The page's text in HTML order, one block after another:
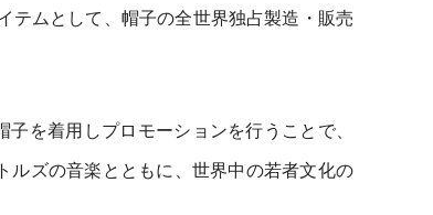
テムとして、帽子の全世界独占製造・販売
を着用しプロモーションを行うことで、
ルズの音楽とともに、世界中の若者文化の